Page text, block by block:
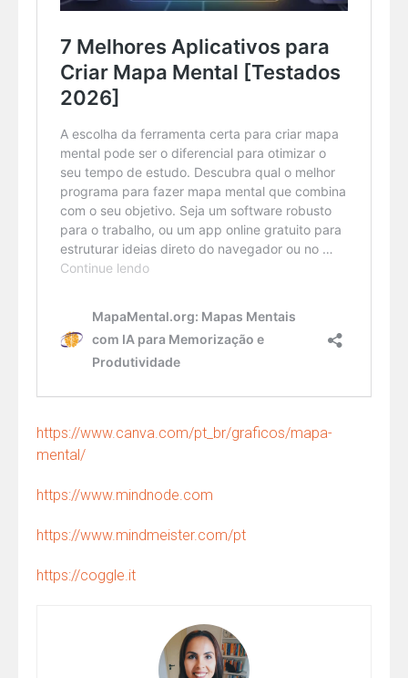
https://www.canva.com/pt_br/graficos/mapa-
mental/
https://www.mindnode.com
https://www.mindmeister.com/pt
https://coggle.it